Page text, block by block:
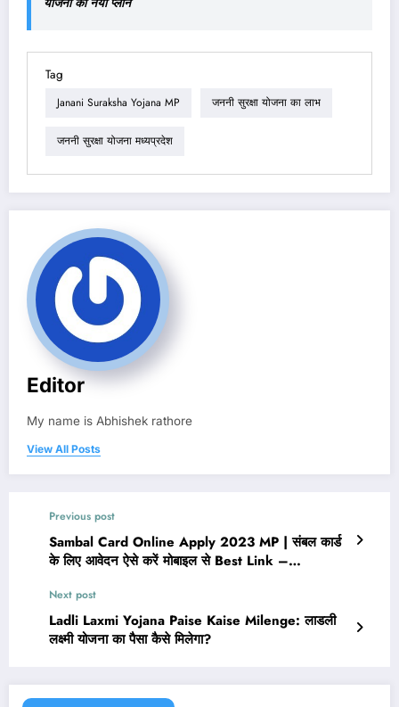
Tag
Janani Suraksha Yojana MP जननी सुरक्षा योजना का लाभ
जननी सुरक्षा योजना मध्यप्रदेश
Editor
My name is Abhishek rathore
View All Posts
Previous post
Sambal Card Online Apply 2023 MP | संबल कार्ड
के लिए आवेदन ऐसे करें मोबाइल से Best Link –
Next post
Ladli Laxmi Yojana Paise Kaise Milenge: लाडली
लक्ष्मी योजना का पैसा कैसे मिलेगा?